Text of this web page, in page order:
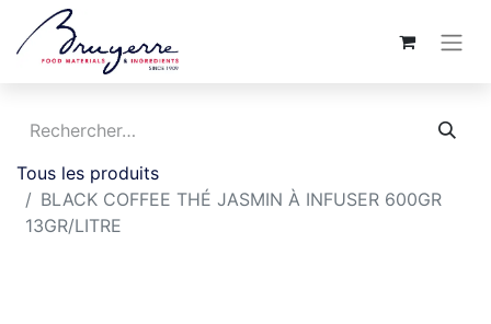
Tous les produits
BLACK COFFEE THÉ JASMIN À INFUSER 600GR
13GR/LITRE